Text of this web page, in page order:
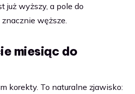
już wyższy, a pole do
węższe.
miesiąc do
korekty. To naturalne zjawisko: